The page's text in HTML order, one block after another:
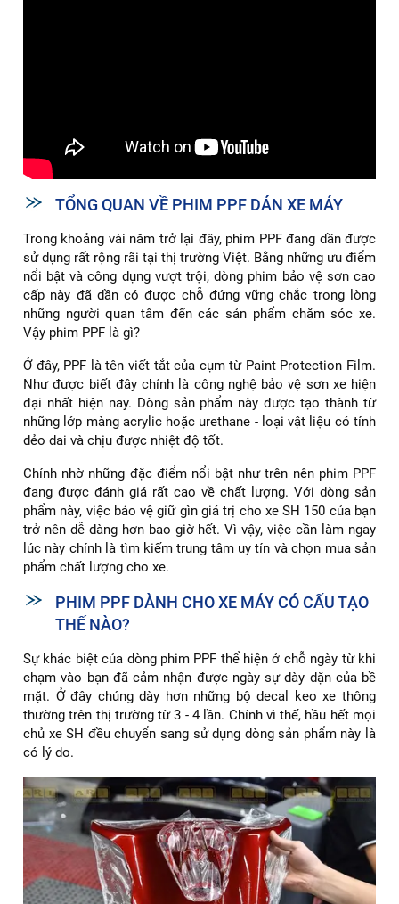
TỔNG QUAN VỀ PHIM PPF DÁN XE MÁY
Trong khoảng vài năm trở lại đây, phim PPF đang dần được
sử dụng rất rộng rãi tại thị trường Việt. Bằng những ưu điểm
nổi bật và công dụng vượt trội, dòng phim bảo vệ sơn cao
cấp này đã dần có được chỗ đứng vững chắc trong lòng
những người quan tâm đến các sản phẩm chăm sóc xe.
Vậy phim PPF là gì?
Ở đây, PPF là tên viết tắt của cụm từ Paint Protection Film.
Như được biết đây chính là công nghệ bảo vệ sơn xe hiện
đại nhất hiện nay. Dòng sản phẩm này được tạo thành từ
những lớp màng acrylic hoặc urethane - loại vật liệu có tính
dẻo dai và chịu được nhiệt độ tốt.
Chính nhờ những đặc điểm nổi bật như trên nên phim PPF
đang được đánh giá rất cao về chất lượng. Với dòng sản
phẩm này, việc bảo vệ giữ gìn giá trị cho xe SH 150 của bạn
trở nên dễ dàng hơn bao giờ hết. Vì vậy, việc cần làm ngay
lúc này chính là tìm kiếm trung tâm uy tín và chọn mua sản
phẩm chất lượng cho xe.
PHIM PPF DÀNH CHO XE MÁY CÓ CẤU TẠO
THẾ NÀO?
Sự khác biệt của dòng phim PPF thể hiện ở chỗ ngày từ khi
chạm vào bạn đã cảm nhận được ngày sự dày dặn của bề
mặt. Ở đây chúng dày hơn những bộ decal keo xe thông
thường trên thị trường từ 3 - 4 lần. Chính vì thế, hầu hết mọi
chủ xe SH đều chuyển sang sử dụng dòng sản phẩm này là
có lý do.